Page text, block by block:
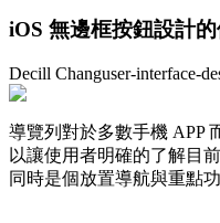
iOS 無邊框按鈕設計
Decill Changuser-interface-
導覽列對於多數手機 APP
以讓使用者明確的了解目
同時是個放置導航與重點